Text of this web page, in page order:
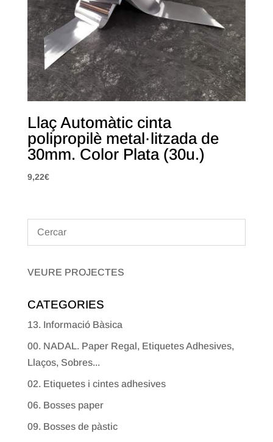
Llaç Automàtic cinta
polipropilè metal·litzada de
30mm. Color Plata (30u.)
9,22€
VEURE PROJECTES
CATEGORIES
13. Informació Bàsica
00. NADAL. Paper Regal, Etiquetes Adhesives,
Llaços, Sobres...
02. Etiquetes i cintes adhesives
06. Bosses paper
09. Bosses de pàstic